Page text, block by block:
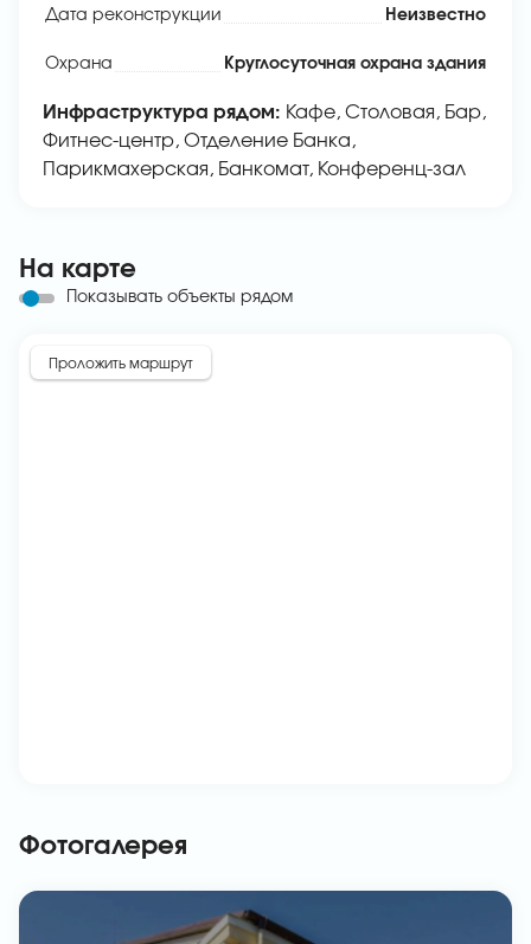
Дата реконструкции Неизвестно
Охрана Круглосуточная охрана здания
Инфраструктура рядом: Кафе, Столовая, Бар,
Фитнес-центр, Отделение Банка,
Парикмахерская, Банкомат, Конференц-зал
На карте
Показывать объекты рядом
Проложить маршрут
Фотогалерея